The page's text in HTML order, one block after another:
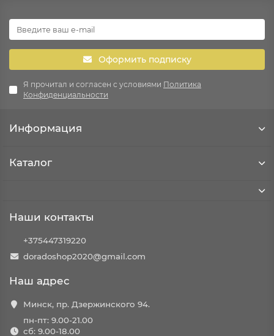
Оформить подписку
Я прочитал и согласен с условиями Политика
Конфиденциальности
Информация
Каталог
Наши контакты
+375447319220
doradoshop2020@gmail.com
Наш адрес
Минск, пр. Дзержинского 94.
пн-пт: 9.00-21.00
сб: 9.00-18.00